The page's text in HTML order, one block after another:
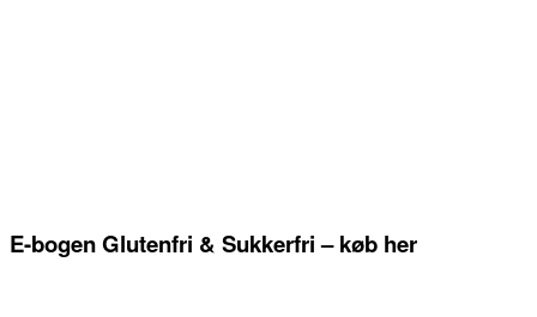
E-bogen Glutenfri & Sukkerfri – køb her